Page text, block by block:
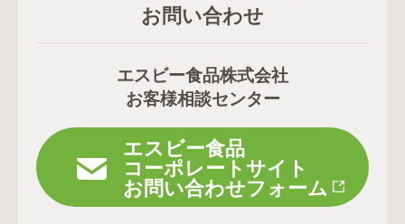
お問い合わせ
エスビー食品株式会社
お客様相談センター
エスビー食品
コーポレートサイト
お問い合わせフォーム